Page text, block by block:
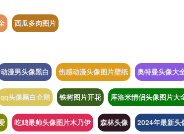
西瓜多肉图片
动漫男头像黑白 伤感动漫头像图片壁纸 奥特曼头像大
qq头像黑白企鹅 铁树图片开花 库洛米情侣头像图片大
吃鸡最帅头像图片木乃伊 森林头像 2024年最新头